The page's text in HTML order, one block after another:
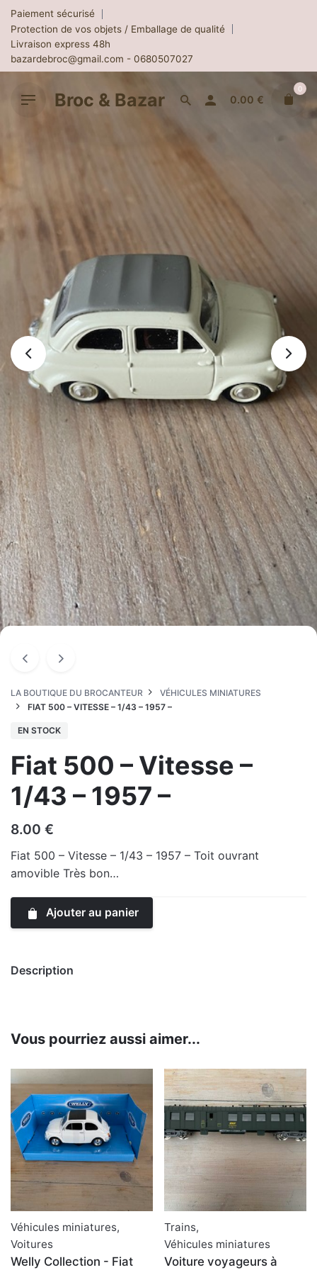
Skip
content
Paiement sécurisé
Protection de vos objets / Emballage de qualité
Livraison express 48h
bazardebroc@gmail.com - 0680507027
Broc & Bazar 0.00 €
0
LA BOUTIQUE DU BROCANTEUR
VÉHICULES MINIATURES
FIAT 500 – VITESSE – 1/43 – 1957 –
EN STOCK
Fiat 500 – Vitesse –
1/43 – 1957 –
8.00 €
Fiat 500 – Vitesse – 1/43 – 1957 – Toit ouvrant
amovible Très bon…
Ajouter au panier
Description
Vous pourriez aussi aimer...
Véhicules miniatures,
Voitures
Welly Collection - Fiat
Trains,
Véhicules miniatures
Voiture voyageurs à